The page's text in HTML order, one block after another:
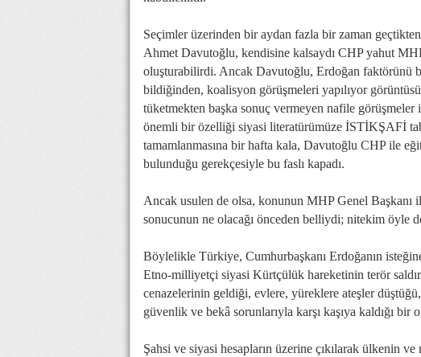
Seçimler üzerinden bir aydan fazla bir zaman
Ahmet Davutoğlu, kendisine kalsaydı CHP yahut
oluşturabilirdi. Ancak Davutoğlu, Erdoğan faktörünü
bildiğinden, koalisyon görüşmeleri yapılıyor
tüketmekten başka sonuç vermeyen nafile
önemli bir özelliği siyasi literatürümüze İSTİKŞAFİ
tamamlanmasına bir hafta kala, Davutoğlu CHP ile
bulunduğu gerekçesiyle bu faslı kapadı.
Ancak usulen de olsa, konunun MHP Genel Başkanı
sonucunun ne olacağı önceden belliydi; nitekim öyle
Böylelikle Türkiye, Cumhurbaşkanı Erdoğanın
Etno-milliyetçi siyasi Kürtçülük hareketinin terör
cenazelerinin geldiği, evlere, yüreklere ateşler
güvenlik ve bekâ sorunlarıyla karşı kaşıya kaldığı
Şahsi ve siyasi hesapların üzerine çıkılarak ülkenin